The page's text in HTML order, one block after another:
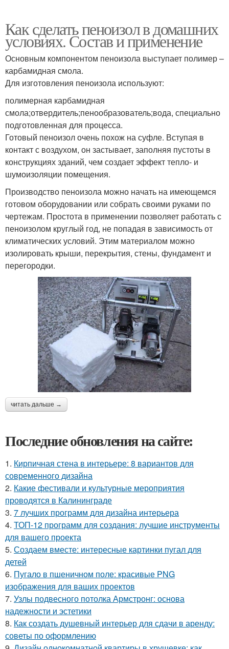
Как сделать пеноизол в домашних
условиях. Состав и применение
Основным компонентом пеноизола выступает полимер –
карбамидная смола.
Для изготовления пеноизола используют:
полимерная карбамидная
смола;отвердитель;пенообразователь;вода, специально
подготовленная для процесса.
Готовый пеноизол очень похож на суфле. Вступая в
контакт с воздухом, он застывает, заполняя пустоты в
конструкциях зданий, чем создает эффект тепло- и
шумоизоляции помещения.
Производство пеноизола можно начать на имеющемся
готовом оборудовании или собрать своими руками по
чертежам. Простота в применении позволяет работать с
пеноизолом круглый год, не попадая в зависимость от
климатических условий. Этим материалом можно
изолировать крыши, перекрытия, стены, фундамент и
перегородки.
читать дальше →
Последние обновления на сайте:
1. Кирпичная стена в интерьере: 8 вариантов для
современного дизайна
2. Какие фестивали и культурные мероприятия
проводятся в Калининграде
3. 7 лучших программ для дизайна интерьера
4. ТОП-12 программ для создания: лучшие инструменты
для вашего проекта
5. Создаем вместе: интересные картинки пугал для
детей
6. Пугало в пшеничном поле: красивые PNG
изображения для ваших проектов
7. Узлы подвесного потолка Армстронг: основа
надежности и эстетики
8. Как создать душевный интерьер для сдачи в аренду:
советы по оформлению